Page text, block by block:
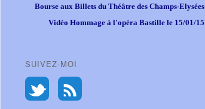
Bourse aux Billets du Théâtre des Champs-Elysées
Vidéo Hommage à l'opéra Bastille le 15/01/15
SUIVEZ-MOI